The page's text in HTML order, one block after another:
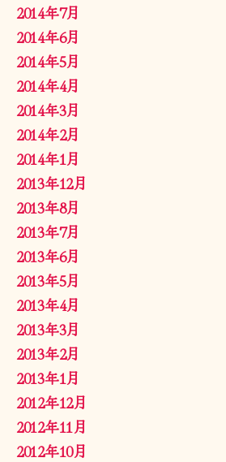
2014年7月
2014年6月
2014年5月
2014年4月
2014年3月
2014年2月
2014年1月
2013年12月
2013年8月
2013年7月
2013年6月
2013年5月
2013年4月
2013年3月
2013年2月
2013年1月
2012年12月
2012年11月
2012年10月